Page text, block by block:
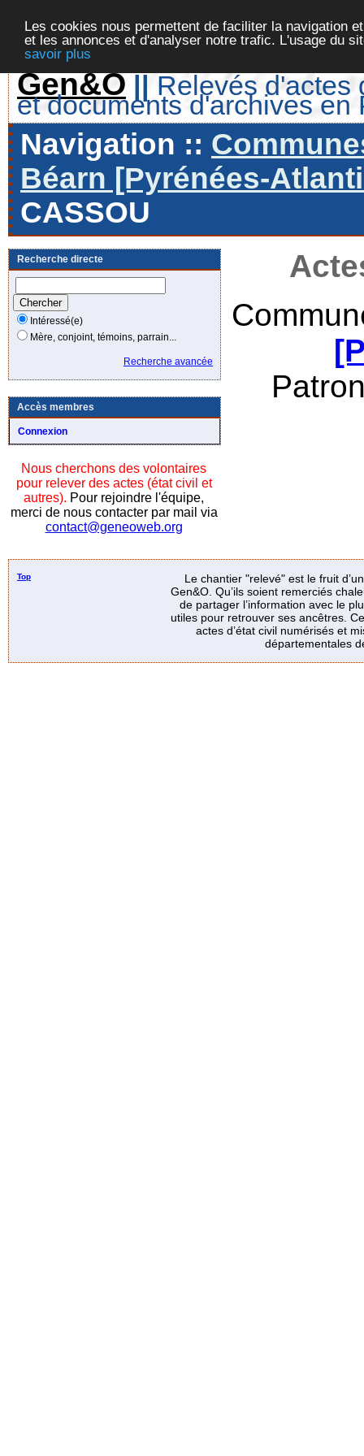
Les cookies nous permettent de faciliter la navigation
et les annonces et d'analyser notre trafic. L'usage du
savoir plus
Gen&O || Relevés d'actes
et documents d'archives en
Navigation ::
Béarn [Pyrénées-
CASSOU
Recherche directe
Intéressé(e)
Mère, conjoint, témoins, parrain...
Recherche avancée
Accès membres
Connexion
Nous cherchons des volontaires
pour relever des actes (état civil et
autres). Pour rejoindre l'équipe,
merci de nous contacter par mail via
contact@geneoweb.org
Top
Le chantier "relevé" est le fruit
Gen&O. Qu’ils soient remerciés
de partager l’information avec le
utiles pour retrouver ses ancêtres.
actes d’état civil numérisés et
départementales